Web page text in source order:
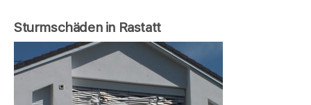
Sturmschäden in Rastatt